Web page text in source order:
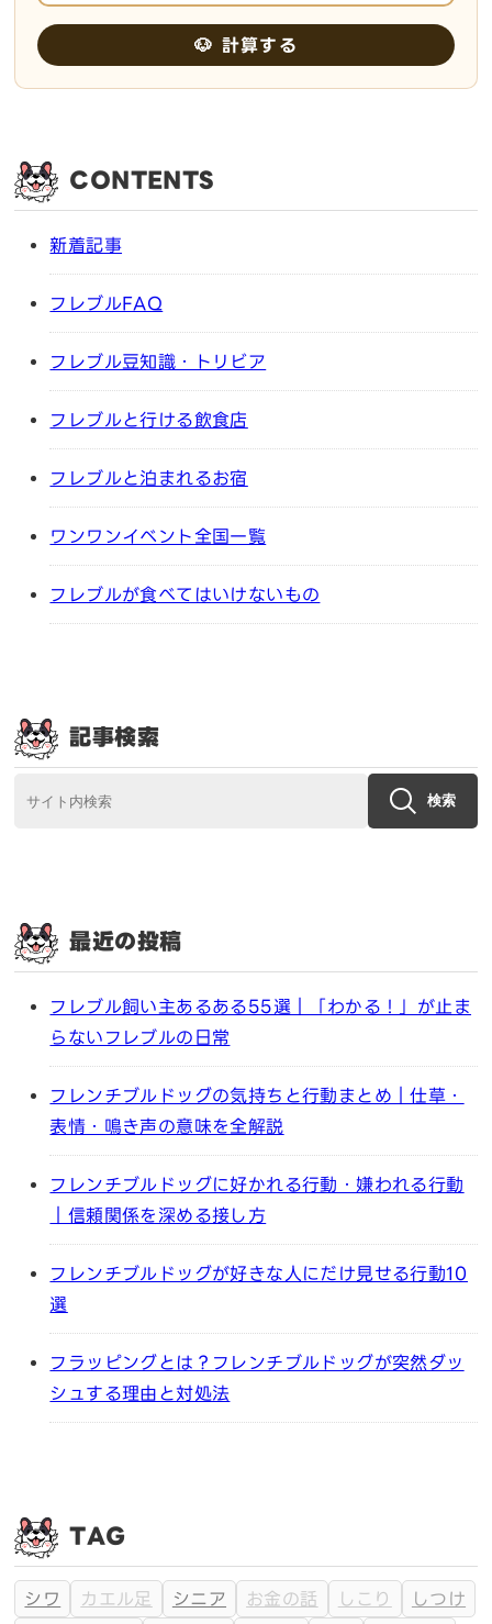
🐶 計算する
CONTENTS
新着記事
フレブルFAQ
フレブル豆知識・トリビア
フレブルと行ける飲食店
フレブルと泊まれるお宿
ワンワンイベント全国一覧
フレブルが食べてはいけないもの
記事検索
検索
最近の投稿
フレブル飼い主あるある55選｜「わかる！」が止ま
らないフレブルの日常
フレンチブルドッグの気持ちと行動まとめ｜仕草・
表情・鳴き声の意味を全解説
フレンチブルドッグに好かれる行動・嫌われる行動
｜信頼関係を深める接し方
フレンチブルドッグが好きな人にだけ見せる行動10
選
フラッピングとは？フレンチブルドッグが突然ダッ
シュする理由と対処法
TAG
シワ カエル足 シニア お金の話 しこり しつけ